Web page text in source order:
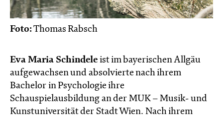
Foto:Thomas Rabsch
Eva Maria Schindele ist im bayerischen Allgäu
aufgewachsen und absolvierte nach ihrem
Bachelor in Psychologie ihre
Schauspielausbildung an der MUK – Musik- und
Kunstuniversität der Stadt Wien. Nach ihrem